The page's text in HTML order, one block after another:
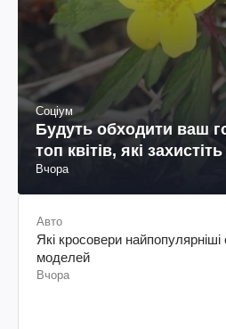
Соціум
Будуть обходити ваш
топ квітів, які
Вчора
Авто
Які кросовери найпопулярніші
моделей
Вчора